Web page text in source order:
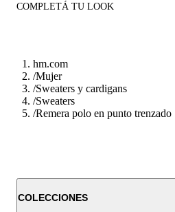
COMPLETÁ TU LOOK
hm.com
/Mujer
/Sweaters y cardigans
/Sweaters
/Remera polo en punto trenzado
COLECCIONES